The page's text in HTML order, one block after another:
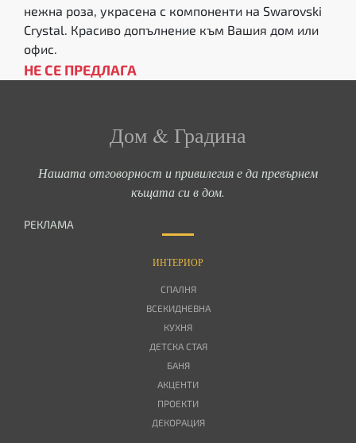
нежна роза, украсена с компоненти на Swarovski
Crystal. Красиво допълнение към Вашия дом или
офис.
НЕ СЕ ПРЕДЛАГА
Дом & Градина
Нашата отговорност и привилегия е да превърнем
къщата си в дом.
РЕКЛАМА
ИНТЕРИОР
СПАЛНЯ
ВСЕКИДНЕВНА
КУХНЯ
ДЕТСКА СТАЯ
БАНЯ
АКЦЕНТИ
ПРОЕКТИ
ДЕКОРАЦИЯ